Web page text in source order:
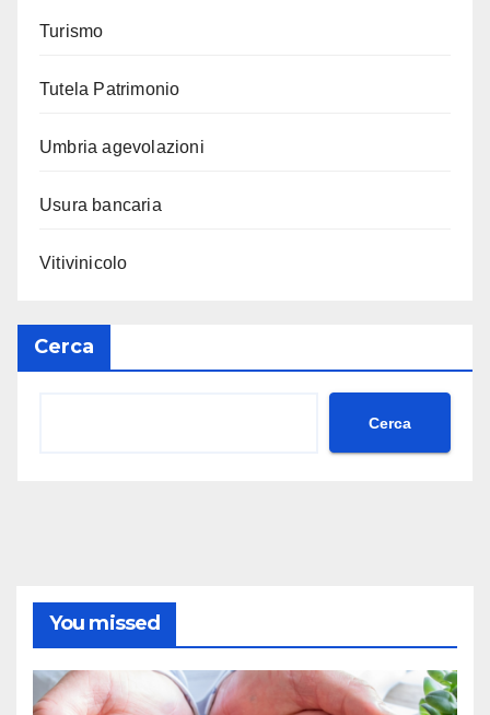
Turismo
Tutela Patrimonio
Umbria agevolazioni
Usura bancaria
Vitivinicolo
Cerca
Cerca
You missed